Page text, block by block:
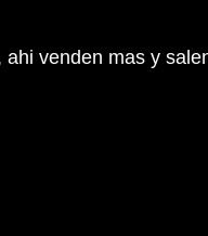
venden mas y